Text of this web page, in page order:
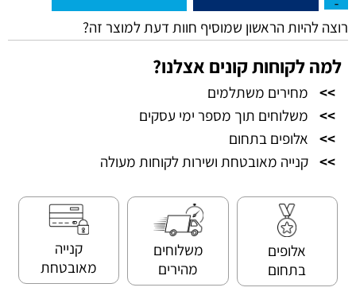
רוצה להיות הראשון שמוסיף חוות דעת למוצר זה?
למה לקוחות קונים אצלנו?
>>
מחירים משתלמים
>>
משלוחים תוך מספר ימי עסקים
>>
אלופים בתחום
>> קנייה מאובטחת ושירות לקוחות מעולה
אלופים
בתחום
משלוחים
מהירים
קנייה
מאובטחת